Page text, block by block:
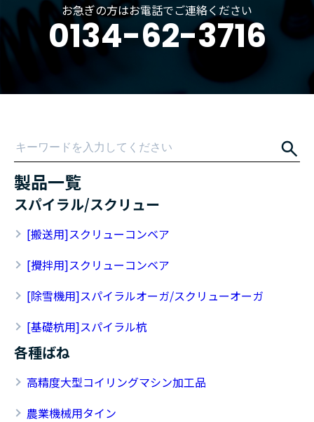
お急ぎの方はお電話でご連絡ください
0134-62-3716
製品一覧
スパイラル/スクリュー
[搬送用]スクリューコンベア
[攪拌用]スクリューコンベア
[除雪機用]スパイラルオーガ/スクリューオーガ
[基礎杭用]スパイラル杭
各種ばね
高精度大型コイリングマシン加工品
農業機械用タイン